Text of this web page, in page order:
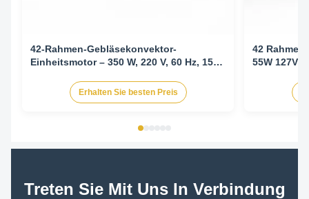
42-Rahmen-Gebläsekonvektor-
Einheitsmotor – 350 W, 220 V, 60 Hz, 1550
Erhalten Sie besten Preis
42
55W 127V
Treten Sie Mit Uns In Verbindung